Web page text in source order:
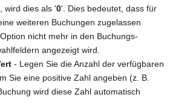
wird dies als '0'. Dies bedeutet, dass für
weiteren Buchungen zugelassen
nicht mehr in den Buchungs-
angezeigt wird.
- Legen Sie die Anzahl der verfügbaren
Sie eine positive Zahl angeben (z. B.
wird diese Zahl automatisch